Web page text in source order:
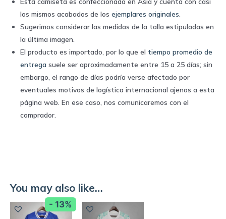
los mismos acabados de los ejemplares originales
Sugerimos considerar las medidas de la talla estipuladas en
la última imagen.
El producto es importado, por lo que el tiempo promedio de
entrega suele ser aproximadamente entre 15 a 25 días; sin
embargo, el rango de días podría verse afectado por
eventuales motivos de logística internacional ajenos a esta
página web. En ese caso, nos comunicaremos con el
comprador.
You may also like…
- 13%